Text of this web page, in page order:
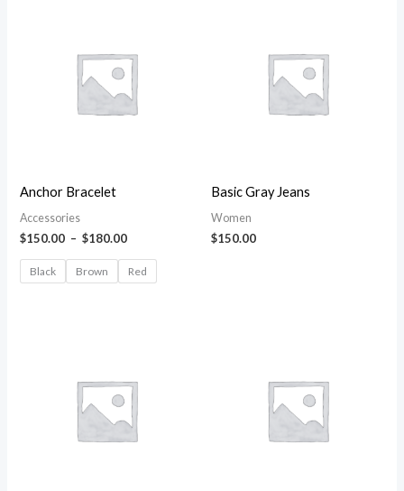
Anchor Bracelet
Accessories
$150.00 – $180.00
à
$180.00
Black Brown Red
Basic Gray Jeans
Women
$150.00